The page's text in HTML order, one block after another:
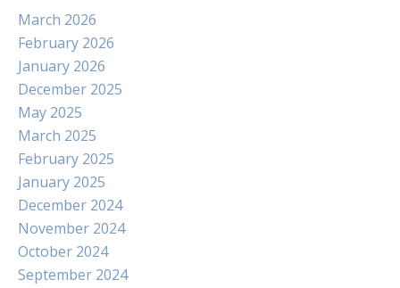
March 2026
February 2026
January 2026
December 2025
May 2025
March 2025
February 2025
January 2025
December 2024
November 2024
October 2024
September 2024